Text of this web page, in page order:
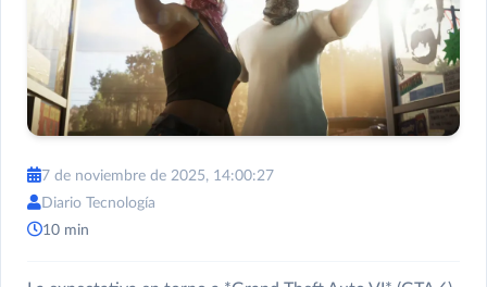
7 de noviembre de 2025, 14:00:27
Diario Tecnología
10 min